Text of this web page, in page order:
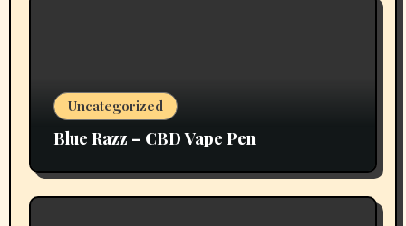
Uncategorized
Blue Razz – CBD Vape Pen